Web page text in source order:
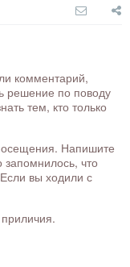
комментарий,
решение по поводу
тем, кто только
Напишите
запомнилось, что
вы ходили с